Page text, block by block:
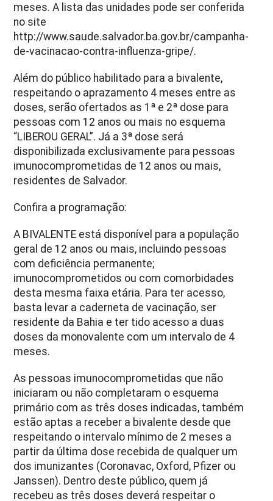
meses. A lista das unidades pode ser conferida
no site
http://www.saude.salvador.ba.gov.br/campanha-
de-vacinacao-contra-influenza-gripe/.
Além do público habilitado para a bivalente,
respeitando o aprazamento 4 meses entre as
doses, serão ofertados as 1ª e 2ª dose para
pessoas com 12 anos ou mais no esquema
“LIBEROU GERAL”. Já a 3ª dose será
disponibilizada exclusivamente para pessoas
imunocomprometidas de 12 anos ou mais,
residentes de Salvador.
Confira a programação:
A BIVALENTE está disponível para a população
geral de 12 anos ou mais, incluindo pessoas
com deficiência permanente;
imunocomprometidos ou com comorbidades
desta mesma faixa etária. Para ter acesso,
basta levar a caderneta de vacinação, ser
residente da Bahia e ter tido acesso a duas
doses da monovalente com um intervalo de 4
meses.
As pessoas imunocomprometidas que não
iniciaram ou não completaram o esquema
primário com as três doses indicadas, também
estão aptas a receber a bivalente desde que
respeitando o intervalo mínimo de 2 meses a
partir da última dose recebida de qualquer um
dos imunizantes (Coronavac, Oxford, Pfizer ou
Janssen). Dentro deste público, quem já
recebeu as três doses deverá respeitar o